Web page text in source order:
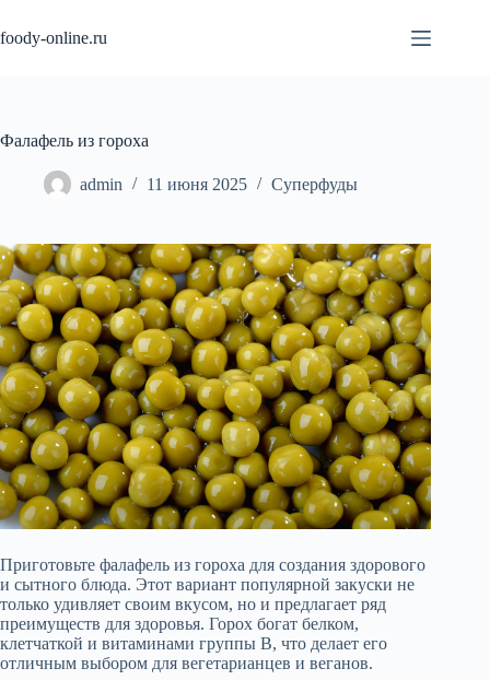
к
сути
foody-online.ru
Фалафель из гороха
admin 11 июня 2025 Суперфуды
Приготовьте фалафель из гороха для создания здорового
и сытного блюда. Этот вариант популярной закуски не
только удивляет своим вкусом, но и предлагает ряд
преимуществ для здоровья. Горох богат белком,
клетчаткой и витаминами группы B, что делает его
отличным выбором для вегетарианцев и веганов.